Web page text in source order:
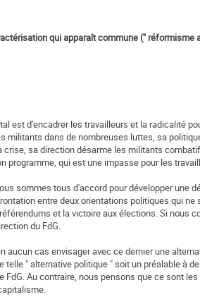
qui apparaît commune ("
est d'encadrer les travailleurs et la radicalité
militants dans de nombreuses luttes, sa
sa direction désarme les militants
programme, qui est une impasse pour les
sommes tous d'accord pour développer une
entre deux orientations politiques qui
et la victoire aux élections. Si nous
du FdG.
aucun cas envisager avec ce dernier une
telle " alternative politique " soit un préalable à
FdG. Au contraire, nous pensons que ce sont